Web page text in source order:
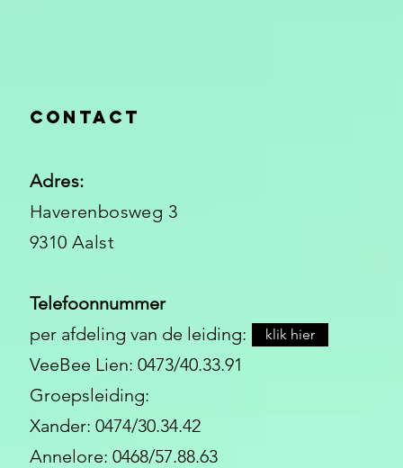
Contact
Adres:
Haverenbosweg 3
9310 Aalst
Telefoonnummer
per afdeling van de leiding:
VeeBee Lien: 0473/40.33.91
Groepsleiding:
Xander: 0474/30.34.42
Annelore: 0468/57.88.63
klik hier